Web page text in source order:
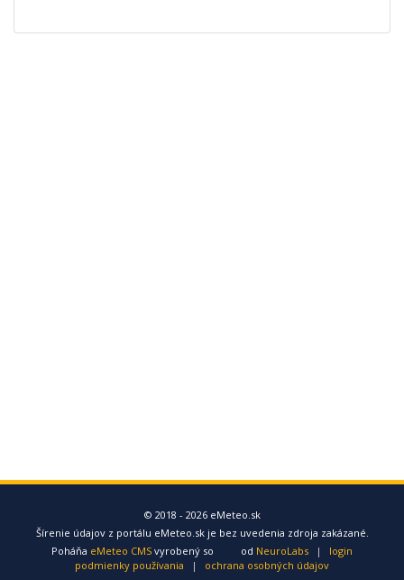
© 2018 - 2026 eMeteo.sk
Šírenie údajov z portálu eMeteo.sk je bez uvedenia zdroja zakázané.
Poháňa eMeteo CMS vyrobený so od NeuroLabs |
login
podmienky používania
| ochrana osobných údajov